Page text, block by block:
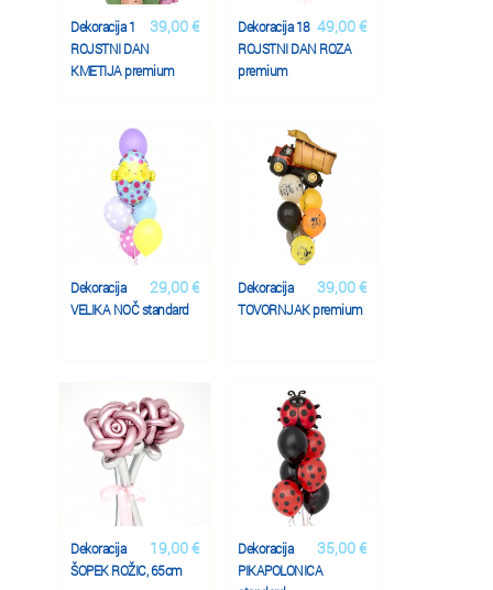
39,00 €
Dekoracija 1
ROJSTNI DAN
KMETIJA premium
49,00 €
Dekoracija 18
ROJSTNI DAN ROZA
premium
29,00 €
Dekoracija
VELIKA NOČ standard
39,00 €
Dekoracija
TOVORNJAK premium
19,00 €
Dekoracija
ŠOPEK ROŽIC, 65cm
35,00 €
Dekoracija
PIKAPOLONICA